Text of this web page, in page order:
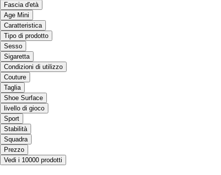
Fascia d'età
Age Mini
Caratteristica
Tipo di prodotto
Sesso
Sigaretta
Condizioni di utilizzo
Couture
Taglia
Shoe Surface
livello di gioco
Sport
Stabilità
Squadra
Prezzo
Vedi i 10000 prodotti